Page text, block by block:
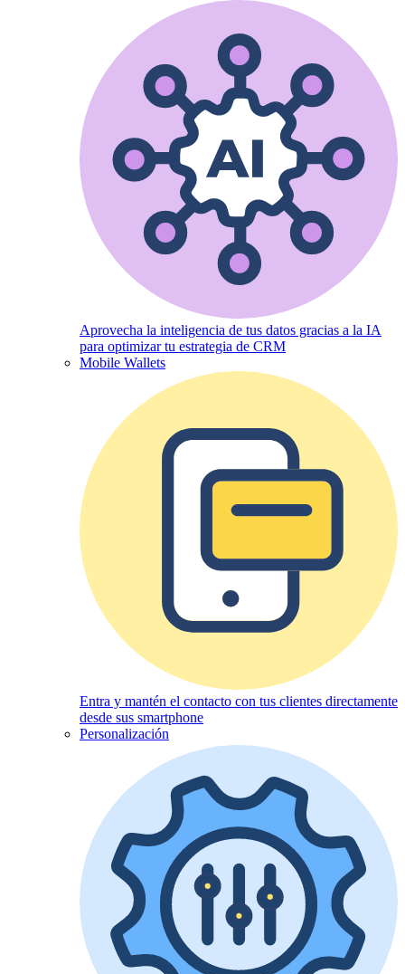
Aprovecha la inteligencia de tus datos gracias a la IA
para optimizar tu estrategia de CRM
Mobile Wallets
Entra y mantén el contacto con tus clientes directamente
desde sus smartphone
Personalización